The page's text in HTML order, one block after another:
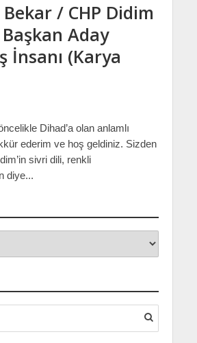
/ CHP Didim
Aday
İnsanı (Karya
Dihad’a olan anlamlı
ederim ve hoş geldiniz. Sizden
sivri dili, renkli
diye...